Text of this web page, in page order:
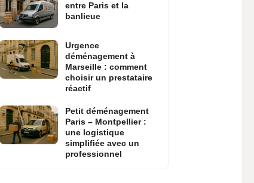
entre Paris et la
banlieue
Urgence
déménagement à
Marseille : comment
choisir un prestataire
réactif
Petit déménagement
Paris – Montpellier :
une logistique
simplifiée avec un
professionnel